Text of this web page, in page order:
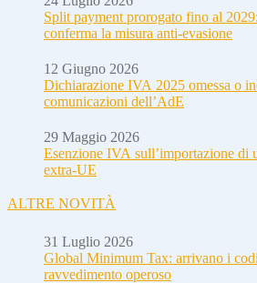
Split payment prorogato fino al
conferma la misura anti-evasione
12 Giugno 2026
Dichiarazione IVA 2025 omessa o
comunicazioni dell’AdE
29 Maggio 2026
Esenzione IVA sull’importazione di
extra-UE
ALTRE NOVITÀ
31 Luglio 2026
Global Minimum Tax: arrivano i
ravvedimento operoso